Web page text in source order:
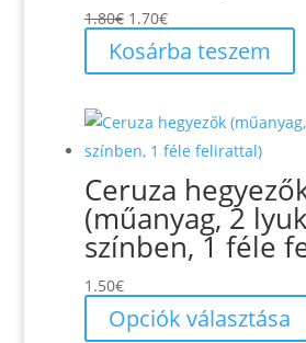
1.80€ Original
price
was:
1.70€Current
price
is:
Kosárba teszem
Ceruza
(műanyag, 2
színben, 1 féle
1.50€
Opciók választása